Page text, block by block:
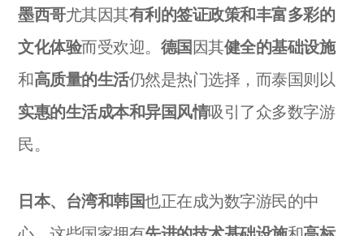
墨西哥尤其因其有利的签证政策和丰富多彩的
文化体验而受欢迎。 德国 因其健全的基础设施
和高质量的生活仍然是热门选择，而泰国则以
实惠的生活成本和异国风情吸引了众多数字游
民。
日本、台湾和韩国也正在成为数字游民的中